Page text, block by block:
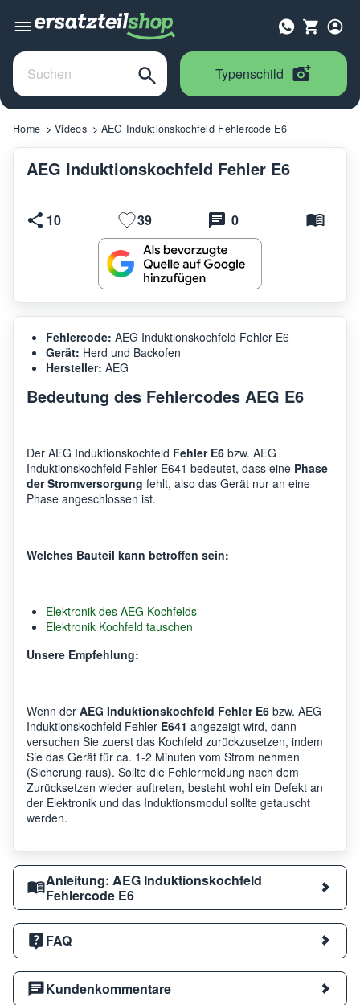
Typenschild
Home Videos AEG Induktionskochfeld Fehlercode E6
AEG Induktionskochfeld Fehler E6
10 39 0
Fehlercode: AEG Induktionskochfeld Fehler E6
Gerät: Herd und Backofen
Hersteller: AEG
Bedeutung des Fehlercodes AEG E6
Der AEG Induktionskochfeld Fehler E6 bzw. AEG
Induktionskochfeld Fehler E641 bedeutet, dass eine Phase
der Stromversorgung fehlt, also das Gerät nur an eine
Phase angeschlossen ist.
Welches Bauteil kann betroffen sein:
Elektronik des AEG Kochfelds
Elektronik Kochfeld tauschen
Unsere Empfehlung:
Wenn der AEG Induktionskochfeld Fehler E6 bzw. AEG
Induktionskochfeld Fehler E641 angezeigt wird, dann
versuchen Sie zuerst das Kochfeld zurückzusetzen, indem
Sie das Gerät für ca. 1-2 Minuten vom Strom nehmen
(Sicherung raus). Sollte die Fehlermeldung nach dem
Zurücksetzen wieder auftreten, besteht wohl ein Defekt an
der Elektronik und das Induktionsmodul sollte getauscht
werden.
Anleitung: AEG Induktionskochfeld
Fehlercode E6
FAQ
Kundenkommentare